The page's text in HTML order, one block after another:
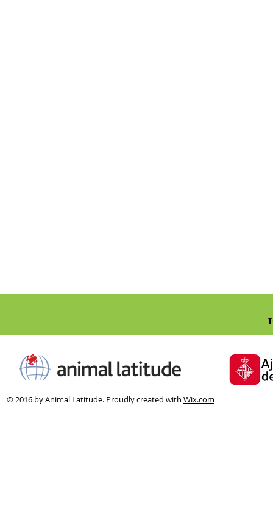
© 2016 by Animal Latitude. Proudly created with Wix.com